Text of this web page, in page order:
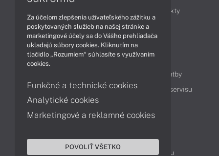
Produkty
Technológie
Videá
Obsah
Možnosti doručenia a platby
Podpora a servis
Servisné služby Cenník servisu
Kontakty
043 4224 771
Obchodné oddelenie
Reklamácia tovaru
Za účelom zlepšenia užívateľského zážitku a
poskytovaných služieb na našej stránke a
marketingové účely sa do Vášho prehliadača
ukladajú súbory cookies. Kliknutím na
tlačidlo „Rozumiem“ súhlasíte s využívaním
cookies.
Funkčné a technické cookies
Analytické cookies
Marketingové a reklamné cookies
POVOLIŤ VŠETKO